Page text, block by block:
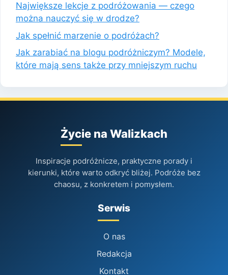
Największe lekcje z podróżowania — czego
można nauczyć się w drodze?
Jak spełnić marzenie o podróżach?
Jak zarabiać na blogu podróżniczym? Modele,
które mają sens także przy mniejszym ruchu
Życie na Walizkach
Inspiracje podróżnicze, praktyczne porady i
kierunki, które warto odkryć bliżej. Podróże bez
chaosu, z konkretem i pomysłem.
Serwis
O nas
Redakcja
Kontakt